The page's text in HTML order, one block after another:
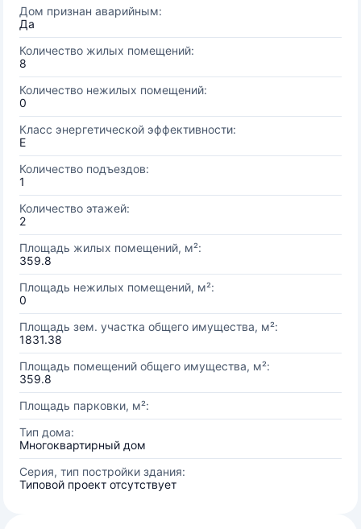
Дом признан аварийным:
Да
Количество жилых помещений:
8
Количество нежилых помещений:
0
Класс энергетической эффективности:
E
Количество подъездов:
1
Количество этажей:
2
Площадь жилых помещений, м²:
359.8
Площадь нежилых помещений, м²:
0
Площадь зем. участка общего имущества, м²:
1831.38
Площадь помещений общего имущества, м²:
359.8
Площадь парковки, м²:
Тип дома:
Многоквартирный дом
Серия, тип постройки здания:
Типовой проект отсутствует